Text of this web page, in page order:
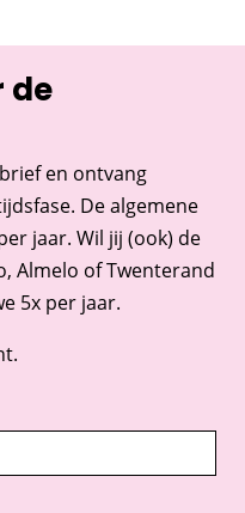
de
en ontvang
De algemene
jaar. Wil jij (ook) de
Almelo of Twenterand
5x per jaar.